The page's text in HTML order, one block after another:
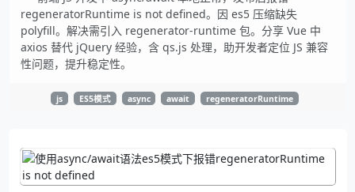
regeneratorRuntime is not defined。因 es5 压缩缺失
polyfill。解决需引入 regenerator-runtime 包。分享 Vue 中
axios 替代 jQuery 经验，含 qs.js 处理，助开发者定位 JS 兼容
性问题，提升稳定性。
js ES5模式 async await regeneratorRuntime